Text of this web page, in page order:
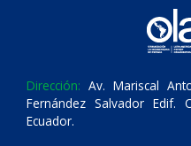
Dirección: Av. Mariscal
Fernández Salvador
Ecuador.